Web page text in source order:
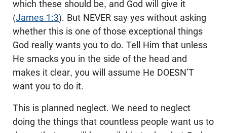
which these should be, and God will give it
(James 1:3). But NEVER say yes without asking
whether this is one of those exceptional things
God really wants you to do. Tell Him that unless
He smacks you in the side of the head and
makes it clear, you will assume He DOESN’T
want you to do it.
This is planned neglect. We need to neglect
doing the things that countless people want us to